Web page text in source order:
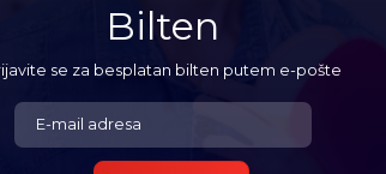
Bilten
se za besplatan bilten putem e-pošte